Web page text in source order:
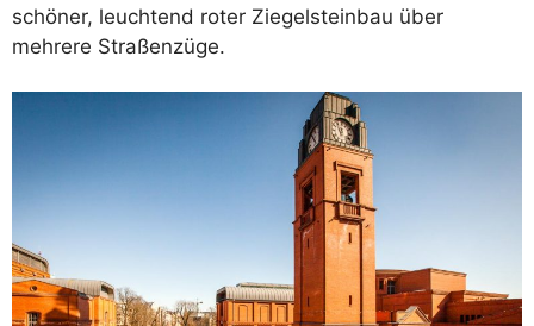
schöner, leuchtend roter Ziegelsteinbau über
mehrere Straßenzüge.